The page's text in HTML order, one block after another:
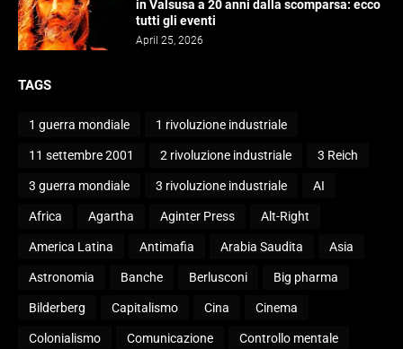
in Valsusa a 20 anni dalla scomparsa: ecco
tutti gli eventi
April 25, 2026
TAGS
1 guerra mondiale 1 rivoluzione industriale
11 settembre 2001 2 rivoluzione industriale 3 Reich
3 guerra mondiale 3 rivoluzione industriale AI
Africa Agartha Aginter Press Alt-Right
America Latina Antimafia Arabia Saudita Asia
Astronomia Banche Berlusconi Big pharma
Bilderberg Capitalismo Cina Cinema
Colonialismo Comunicazione Controllo mentale